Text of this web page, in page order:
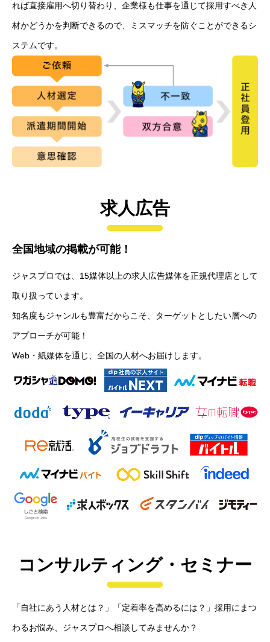
れば直接雇用へ切り替わり、企業様も仕事を通じて採用すべき人
材かどうかを判断できるので、ミスマッチを防ぐことができるシ
ステムです。
求人広告
全国地域の掲載が可能！
ジャスプロでは、15媒体以上の求人広告媒体を正規代理店として
取り扱っています。
知名度もジャンルも豊富だからこそ、ターゲットとしたい層への
アプローチが可能！
Web・紙媒体を通じ、全国の人材へお届けします。
コンサルティング・セミナー
「自社にあう人材とは？」「定着率を高めるには？」採用にまつ
わるお悩み、ジャスプロへ相談してみませんか？